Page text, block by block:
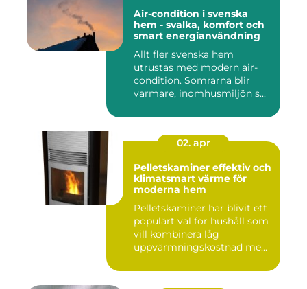
Air-condition i svenska
hem - svalka, komfort och
smart energianvändning
Allt fler svenska hem
utrustas med modern air-
condition. Somrarna blir
varmare, inomhusmiljön s...
02. apr
Pelletskaminer effektiv och
klimatsmart värme för
moderna hem
Pelletskaminer har blivit ett
populärt val för hushåll som
vill kombinera låg
uppvärmningskostnad me...